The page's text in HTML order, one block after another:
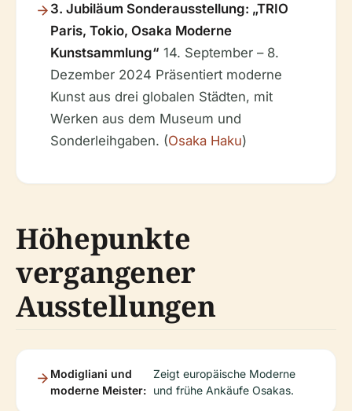
3. Jubiläum Sonderausstellung: „TRIO
Paris, Tokio, Osaka Moderne
Kunstsammlung“ 14. September – 8.
Dezember 2024 Präsentiert moderne
Kunst aus drei globalen Städten, mit
Werken aus dem Museum und
Sonderleihgaben. (Osaka Haku)
Höhepunkte
vergangener
Ausstellungen
Modigliani und
moderne Meister:
Zeigt europäische Moderne
und frühe Ankäufe Osakas.